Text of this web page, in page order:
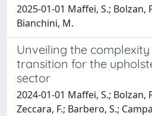
2025-01-01 Maffei, S.; Bolzan,
Bianchini, M.
Unveiling the
transition for the
sector
2024-01-01 Maffei, S.; Bolzan,
Zeccara, F.; Barbero, S.;